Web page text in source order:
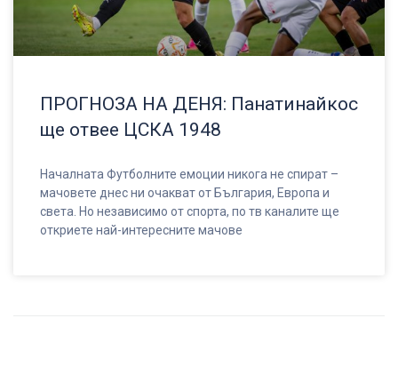
ПРОГНОЗА НА ДЕНЯ: Панатинайкос
ще отвее ЦСКА 1948
Началната Футболните емоции никога не спират –
мачовете днес ни очакват от България, Европа и
света. Но независимо от спорта, по тв каналите ще
откриете най-интересните мачове